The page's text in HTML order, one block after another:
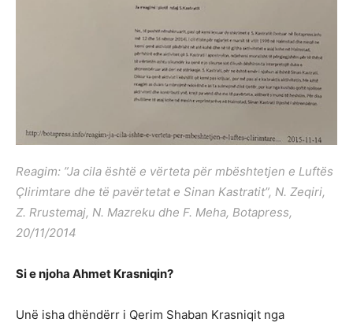
Reagim: ”Ja cila është e vërteta për mbështetjen e Luftës
Çlirimtare dhe të pavërtetat e Sinan Kastratit”, N. Zeqiri,
Z. Rrustemaj, N. Mazreku dhe F. Meha, Botapress,
20/11/2014
Si e njoha Ahmet Krasniqin?
Unë isha dhëndërr i Qerim Shaban Krasniqit nga